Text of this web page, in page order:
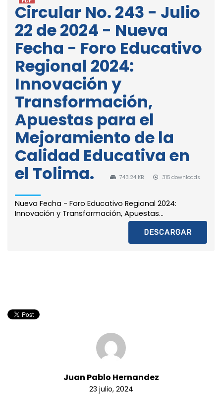
Circular No. 243 - Julio
22 de 2024 - Nueva
Fecha - Foro Educativo
Regional 2024:
Innovación y
Transformación,
Apuestas para el
Mejoramiento de la
Calidad Educativa en
el Tolima.
743.24 KB 315 downloads
Nueva Fecha - Foro Educativo Regional 2024:
Innovación y Transformación, Apuestas...
DESCARGAR
Juan Pablo Hernandez
23 julio, 2024